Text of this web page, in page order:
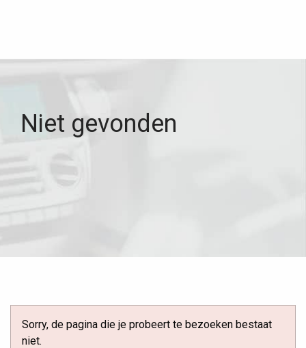
Niet gevonden
Sorry, de pagina die je probeert te bezoeken bestaat
niet.